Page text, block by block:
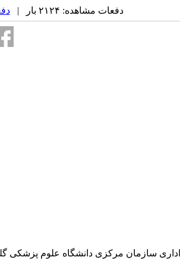
دفعات مشاهده: ۲۱۲۴ بار |
اداری سازمان مرکزی دانشگاه علوم پزشکی